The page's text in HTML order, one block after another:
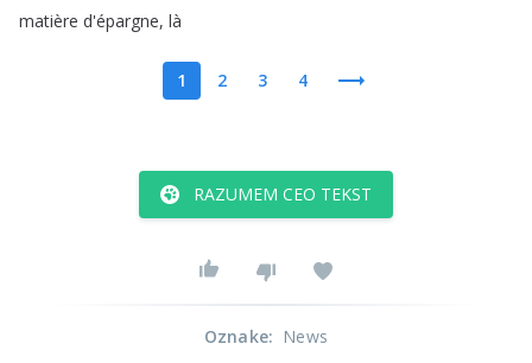
matière d'épargne, là
1 2 3 4
RAZUMEM CEO TEKST
Oznake: News